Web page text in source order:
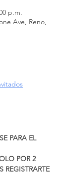
p.m.
Ave, Reno,
PARA EL
POR 2
REGISTRARTE